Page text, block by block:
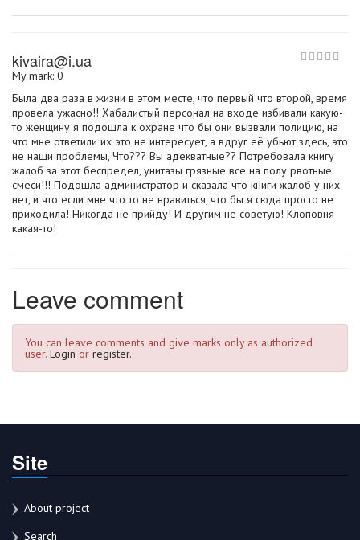
kivaira@i.ua
My mark: 0
Была два раза в жизни в этом месте, что первый что второй, время
провела ужасно!! Хабалистый персонал на входе избивали какую-
то женщину я подошла к охране что бы они вызвали полицию, на
что мне ответили их это не интересует, а вдруг её убьют здесь, это
не наши проблемы, Что??? Вы адекватные?? Потребовала книгу
жалоб за этот беспредел, унитазы грязные все на полу рвотные
смеси!!! Подошла администратор и сказала что книги жалоб у них
нет, и что если мне что то не нравиться, что бы я сюда просто не
приходила! Никогда не прийду! И другим не советую! Клоповня
какая-то!
Leave comment
You can leave comments and give marks only as authorized
user. Login or register.
Site
About project
Search